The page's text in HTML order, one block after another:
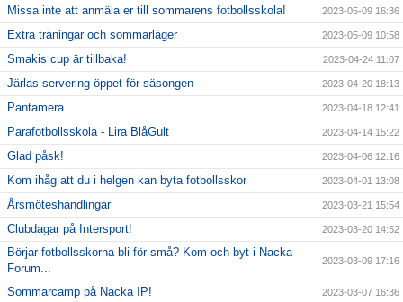
Missa inte att anmäla er till sommarens fotbollsskola! 2023-05-09 16:36
Extra träningar och sommarläger 2023-05-09 10:58
Smakis cup är tillbaka! 2023-04-24 11:07
Järlas servering öppet för säsongen 2023-04-20 18:13
Pantamera 2023-04-18 12:41
Parafotbollsskola - Lira BlåGult 2023-04-14 15:22
Glad påsk! 2023-04-06 12:16
Kom ihåg att du i helgen kan byta fotbollsskor 2023-04-01 13:08
Årsmöteshandlingar 2023-03-21 15:54
Clubdagar på Intersport! 2023-03-20 14:52
Börjar fotbollsskorna bli för små? Kom och byt i Nacka
Forum...
2023-03-09 17:16
Sommarcamp på Nacka IP! 2023-03-07 16:36